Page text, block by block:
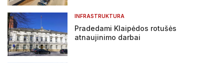
INFRASTRUKTURA
Pradedami Klaipėdos rotušės
atnaujinimo darbai